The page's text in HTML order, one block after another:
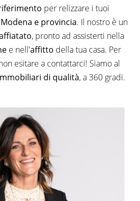
per relizzare i tuoi
Modena e provincia. Il nostro è un
, pronto ad assisterti nella
e nell'affitto della tua casa. Per
esitare a contattarci! Siamo al
di qualità, a 360 gradi.